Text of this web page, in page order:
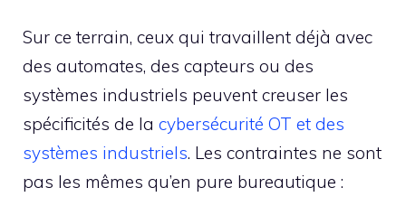
Sur ce terrain, ceux qui travaillent déjà avec
des automates, des capteurs ou des
systèmes industriels peuvent creuser les
spécificités de la cybersécurité OT et des
systèmes industriels. Les contraintes ne sont
pas les mêmes qu’en pure bureautique :